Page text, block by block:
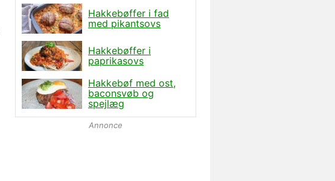
Hakkebøffer i fad
med pikantsovs
Hakkebøffer i
paprikasovs
Hakkebøf med ost,
baconsvøb og
spejlæg
Annonce